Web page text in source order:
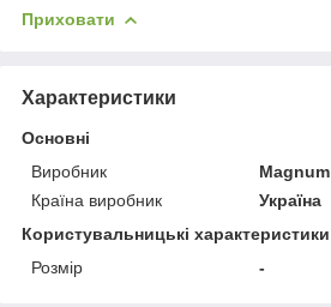
Приховати
Характеристики
Основні
Виробник
Magnum
Країна виробник
Україна
Користувальницькі характеристики
Розмір
-